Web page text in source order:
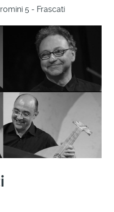
5 - Frascati